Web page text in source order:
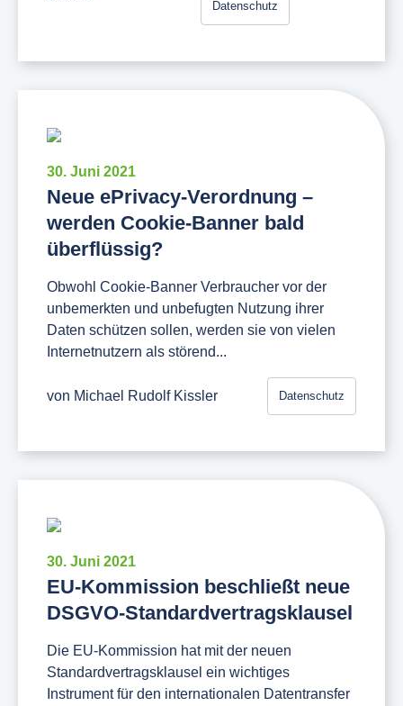
Datenschutz
30. Juni 2021
Neue ePrivacy-Verordnung –
werden Cookie-Banner bald
überflüssig?
Obwohl Cookie-Banner Verbraucher vor der
unbemerkten und unbefugten Nutzung ihrer
Daten schützen sollen, werden sie von vielen
Internetnutzern als störend...
von Michael Rudolf Kissler Datenschutz
30. Juni 2021
EU-Kommission beschließt neue
DSGVO-Standardvertragsklausel
Die EU-Kommission hat mit der neuen
Standardvertragsklausel ein wichtiges
Instrument für den internationalen Datentransfer